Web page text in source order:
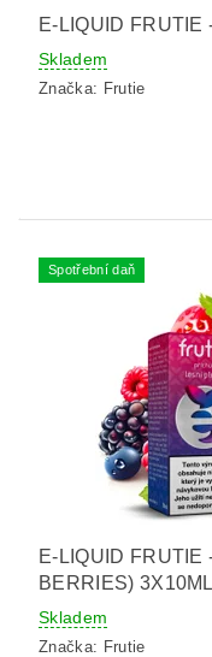
E-LIQUID FRUTIE
Skladem
Značka: Frutie
Spotřební daň
E-LIQUID FRUTIE
BERRIES) 3X10ML
Skladem
Značka: Frutie